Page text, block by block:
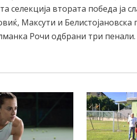
селекција втората победа ја
Максути и Белистојановска
Рочи одбрани три пенали.